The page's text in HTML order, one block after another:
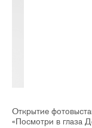
Открытие
«Посмотри в глаза